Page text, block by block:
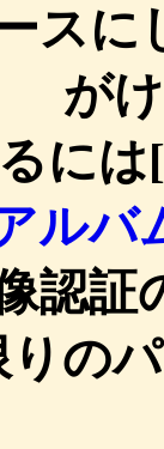
スに
が
には[
ルバ
認
りの